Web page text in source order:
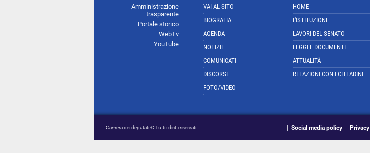
Amministrazione
trasparente
Portale storico
WebTv
YouTube
VAI AL SITO
BIOGRAFIA
AGENDA
NOTIZIE
COMUNICATI
DISCORSI
FOTO/VIDEO
HOME
L'ISTITUZIONE
LAVORI DEL SENATO
LEGGI E DOCUMENTI
ATTUALITÀ
RELAZIONI CON I CITTADINI
Camera dei deputati © Tutti i diritti riservati Social media policy Privacy